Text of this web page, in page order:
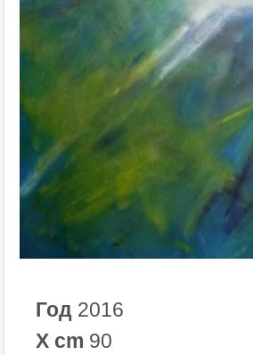
Год 2016
X cm 90